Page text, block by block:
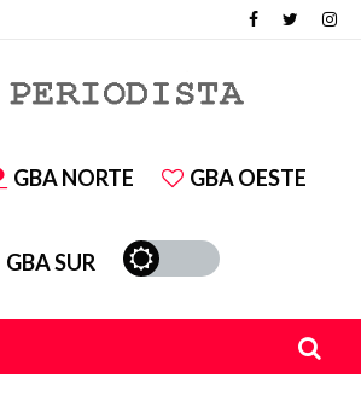
GBA NORTE GBA OESTE
GBA SUR